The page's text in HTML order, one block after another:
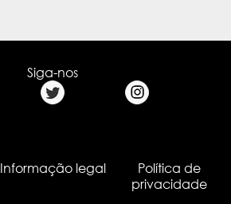
Siga-nos
Informação legal
Política de
privacidade